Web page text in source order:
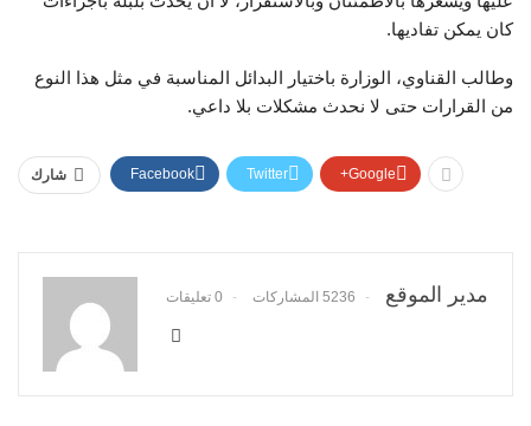
كان يمكن تفاديها.
وطالب القناوي، الوزارة باختيار البدائل المناسبة في مثل هذا النوع
من القرارات حتى لا نحدث مشكلات بلا داعي.
شارك Facebook Twitter Google+
مدير الموقع 5236 المشاركات 0 تعليقات